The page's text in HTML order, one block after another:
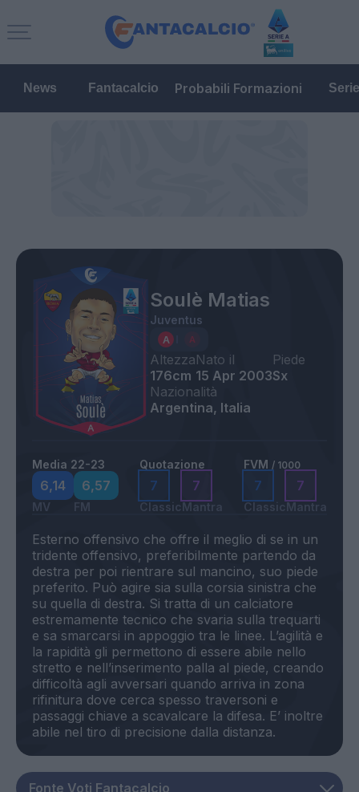
News Fantacalcio Probabili Formazioni
Soulè Matias
Juventus
Altezza
176cm
Nato il
15 Apr 2003
Piede
Sx
Nazionalità
Argentina, Italia
Media 22-23
6,14
MV
6,57
FM
Quotazione
7
Classic
7
Mantra
FVM / 1000
7
Classic
7
Mantra
Esterno offensivo che offre il meglio di se in un
tridente offensivo, preferibilmente partendo da
destra per poi rientrare sul mancino, suo piede
preferito. Può agire sia sulla corsia sinistra che
su quella di destra. Si tratta di un calciatore
estremamente tecnico che svaria sulla trequarti
e sa smarcarsi in appoggio tra le linee. L’agilità e
la rapidità gli permettono di essere abile nello
stretto e nell’inserimento palla al piede, creando
difficoltà agli avversari quando arriva in zona
rifinitura dove cerca spesso traversoni e
passaggi chiave a scavalcare la difesa. E’ inoltre